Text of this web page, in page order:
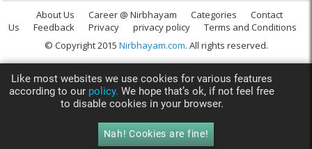
About Us Career @ Nirbhayam Categories
Contact
Us
Feedback Privacy privacy policy
Terms and Conditions
© Copyright 2015 Nirbhayam.com. All rights reserved.
Like most websites we use cookies for various features
according to our policy. We hope that’s ok, if not feel free
to disable cookies in your browser.
Nah! Cookies are fine!